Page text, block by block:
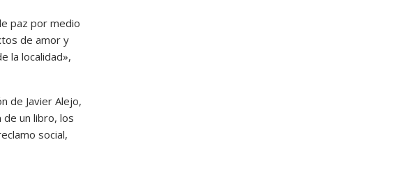
paz por medio
de amor y
la localidad»,
de Javier Alejo,
de un libro, los
social,